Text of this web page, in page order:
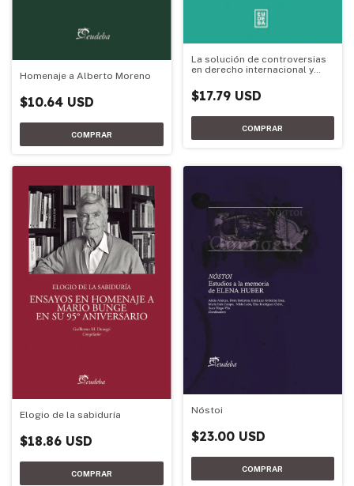
Homenaje a Alberto Moreno
$10.64 USD
La solución de controversias
en derecho internacional y
$17.79 USD
Elogio de la sabiduría
$18.86 USD
Nóstoi
$23.00 USD